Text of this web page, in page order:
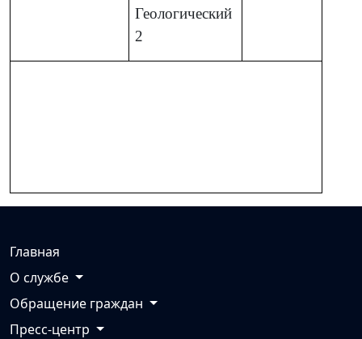
Геологический
2
Главная
О службе
Обращение граждан
Пресс-центр